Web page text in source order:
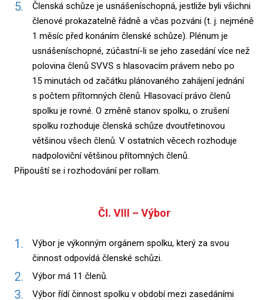
Členská schůze je usnášeníschopná, jestliže byli všichni
členové prokazatelně řádně a včas pozváni (t. j. nejméně
1 měsíc před konáním členské schůze). Plénum je
usnášeníschopné, zúčastní-li se jeho zasedání více než
polovina členů SVVS s hlasovacím právem nebo po
15 minutách od začátku plánovaného zahájení jednání
s počtem přítomných členů. Hlasovací právo členů
spolku je rovné. O změně stanov spolku, o zrušení
spolku rozhoduje členská schůze dvoutřetinovou
většinou všech členů. V ostatních věcech rozhoduje
nadpoloviční většinou přítomných členů.
Připouští se i rozhodování per rollam.
ČI. VIII – Výbor
Výbor je výkonným orgánem spolku, který za svou
činnost odpovídá členské schůzi.
Výbor má 11 členů.
Výbor řídí činnost spolku v období mezi zasedáními